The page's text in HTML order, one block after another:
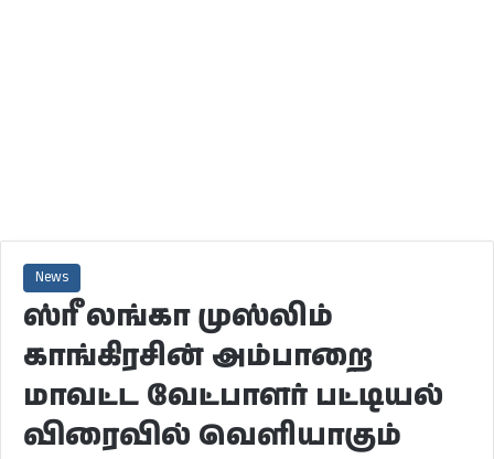
News
ஸ்ரீ லங்கா முஸ்லிம்
காங்கிரசின் அம்பாறை
மாவட்ட வேட்பாளர் பட்டியல்
விரைவில் வெளியாகும்